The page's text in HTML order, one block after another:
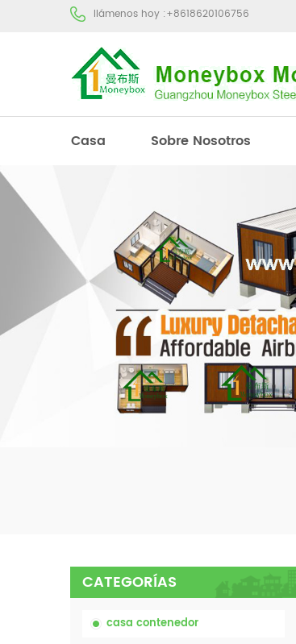
llámenos hoy :+8618620106756
Casa Sobre Nosotros
CATEGORÍAS
casa contenedor